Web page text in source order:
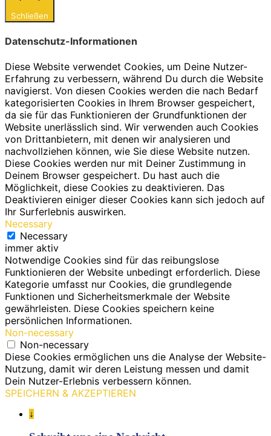
Schließen
Datenschutz-Informationen
Diese Website verwendet Cookies, um Deine Nutzer-
Erfahrung zu verbessern, während Du durch die Website
navigierst. Von diesen Cookies werden die nach Bedarf
kategorisierten Cookies in Ihrem Browser gespeichert,
da sie für das Funktionieren der Grundfunktionen der
Website unerlässlich sind. Wir verwenden auch Cookies
von Drittanbietern, mit denen wir analysieren und
nachvollziehen können, wie Sie diese Website nutzen.
Diese Cookies werden nur mit Deiner Zustimmung in
Deinem Browser gespeichert. Du hast auch die
Möglichkeit, diese Cookies zu deaktivieren. Das
Deaktivieren einiger dieser Cookies kann sich jedoch auf
Ihr Surferlebnis auswirken.
Necessary
Necessary
immer aktiv
Notwendige Cookies sind für das reibungslose
Funktionieren der Website unbedingt erforderlich. Diese
Kategorie umfasst nur Cookies, die grundlegende
Funktionen und Sicherheitsmerkmale der Website
gewährleisten. Diese Cookies speichern keine
persönlichen Informationen.
Non-necessary
Non-necessary
Diese Cookies ermöglichen uns die Analyse der Website-
Nutzung, damit wir deren Leistung messen und damit
Dein Nutzer-Erlebnis verbessern können.
SPEICHERN & AKZEPTIEREN
↓